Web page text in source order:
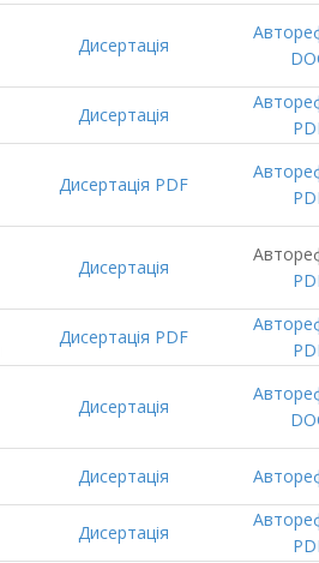
Дисертація
Дисертація
Дисертація PDF
Дисертація
Дисертація PDF
Дисертація
Дисертація
Дисертація